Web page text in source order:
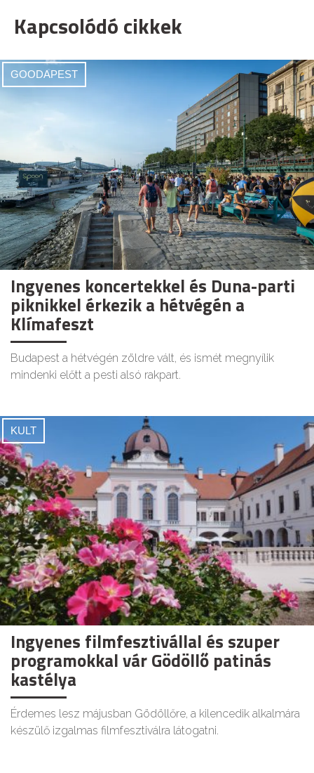
Kapcsolódó cikkek
GOODAPEST
Ingyenes koncertekkel és Duna-parti
piknikkel érkezik a hétvégén a
Klímafeszt
Budapest a hétvégén zöldre vált, és ismét megnyílik
mindenki előtt a pesti alsó rakpart.
KULT
Ingyenes filmfesztivállal és szuper
programokkal vár Gödöllő patinás
kastélya
Érdemes lesz májusban Gödöllőre, a kilencedik alkalmára
készülő izgalmas filmfesztiválra látogatni.